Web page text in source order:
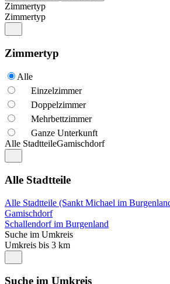
Zimmertyp
Zimmertyp
Zimmertyp
Alle
Einzelzimmer
Doppelzimmer
Mehrbettzimmer
Ganze Unterkunft
Alle StadtteileGamischdorf
Alle Stadtteile
Alle Stadtteile (Sankt Michael im
Gamischdorf
Schallendorf im Burgenland
Suche im Umkreis
Umkreis bis 3 km
Suche im Umkreis